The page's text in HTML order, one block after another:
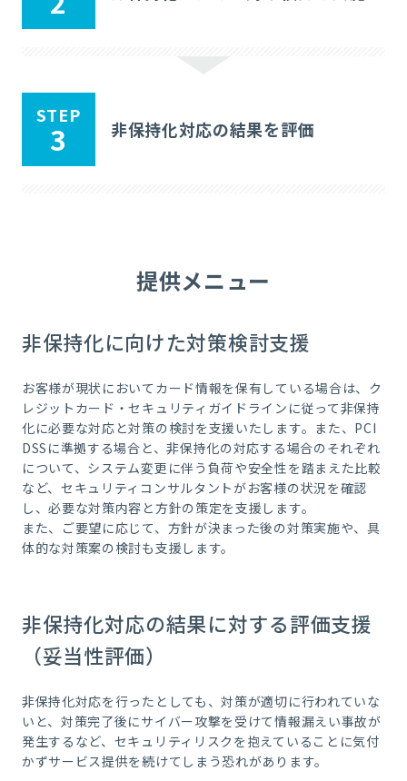
STEP
3 非保持化対応の結果を評価
提供メニュー
非保持化に向けた対策検討支援
お客様が現状においてカード情報を保有している場合は、ク
レジットカード・セキュリティガイドラインに従って非保持
化に必要な対応と対策の検討を支援いたします。また、PCI
DSSに準拠する場合と、非保持化の対応する場合のそれぞれ
について、システム変更に伴う負荷や安全性を踏まえた比較
など、セキュリティコンサルタントがお客様の状況を確認
し、必要な対策内容と方針の策定を支援します。
また、ご要望に応じて、方針が決まった後の対策実施や、具
体的な対策案の検討も支援します。
非保持化対応の結果に対する評価支援
（妥当性評価）
非保持化対応を行ったとしても、対策が適切に行われていな
いと、対策完了後にサイバー攻撃を受けて情報漏えい事故が
発生するなど、セキュリティリスクを抱えていることに気付
かずサービス提供を続けてしまう恐れがあります。